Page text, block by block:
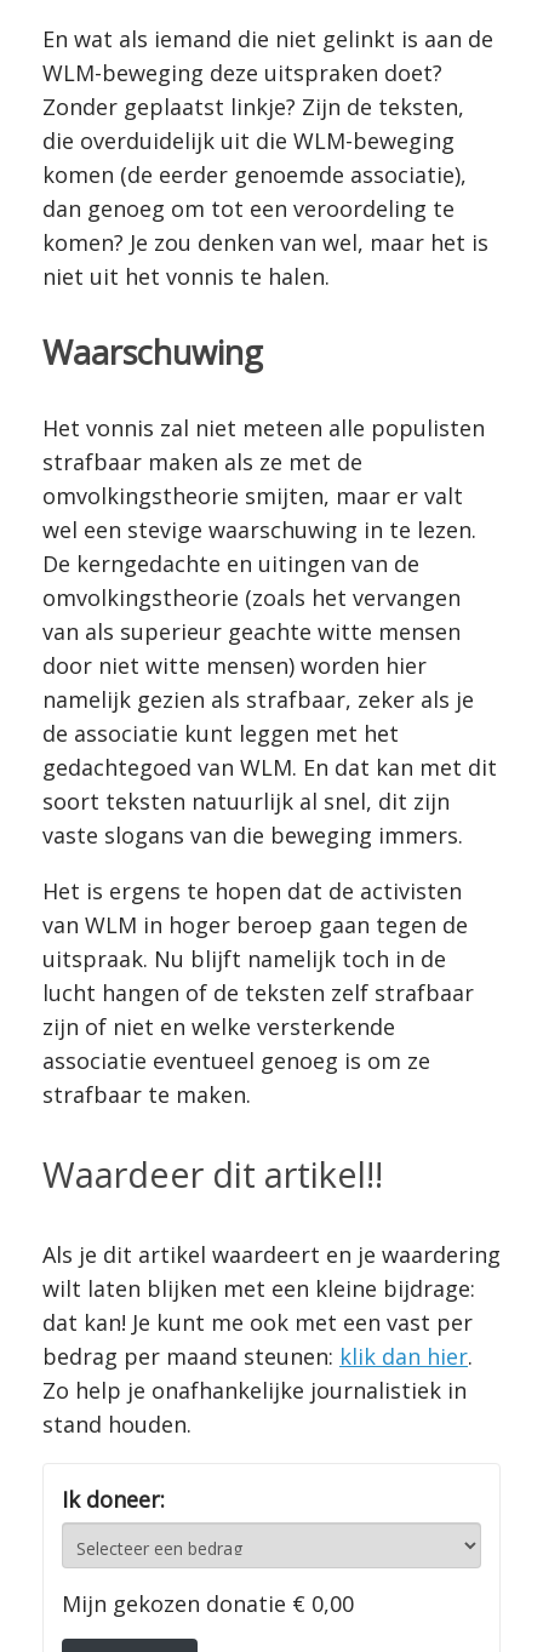
En wat als iemand die niet gelinkt is aan de
WLM-beweging deze uitspraken doet?
Zonder geplaatst linkje? Zijn de teksten,
die overduidelijk uit die WLM-beweging
komen (de eerder genoemde associatie),
dan genoeg om tot een veroordeling te
komen? Je zou denken van wel, maar het is
niet uit het vonnis te halen.
Waarschuwing
Het vonnis zal niet meteen alle populisten
strafbaar maken als ze met de
omvolkingstheorie smijten, maar er valt
wel een stevige waarschuwing in te lezen.
De kerngedachte en uitingen van de
omvolkingstheorie (zoals het vervangen
van als superieur geachte witte mensen
door niet witte mensen) worden hier
namelijk gezien als strafbaar, zeker als je
de associatie kunt leggen met het
gedachtegoed van WLM. En dat kan met dit
soort teksten natuurlijk al snel, dit zijn
vaste slogans van die beweging immers.
Het is ergens te hopen dat de activisten
van WLM in hoger beroep gaan tegen de
uitspraak. Nu blijft namelijk toch in de
lucht hangen of de teksten zelf strafbaar
zijn of niet en welke versterkende
associatie eventueel genoeg is om ze
strafbaar te maken.
Waardeer dit artikel!!
Als je dit artikel waardeert en je waardering
wilt laten blijken met een kleine bijdrage:
dat kan! Je kunt me ook met een vast per
bedrag per maand steunen: klik dan hier.
Zo help je onafhankelijke journalistiek in
stand houden.
Ik doneer:
Mijn gekozen donatie € 0,00